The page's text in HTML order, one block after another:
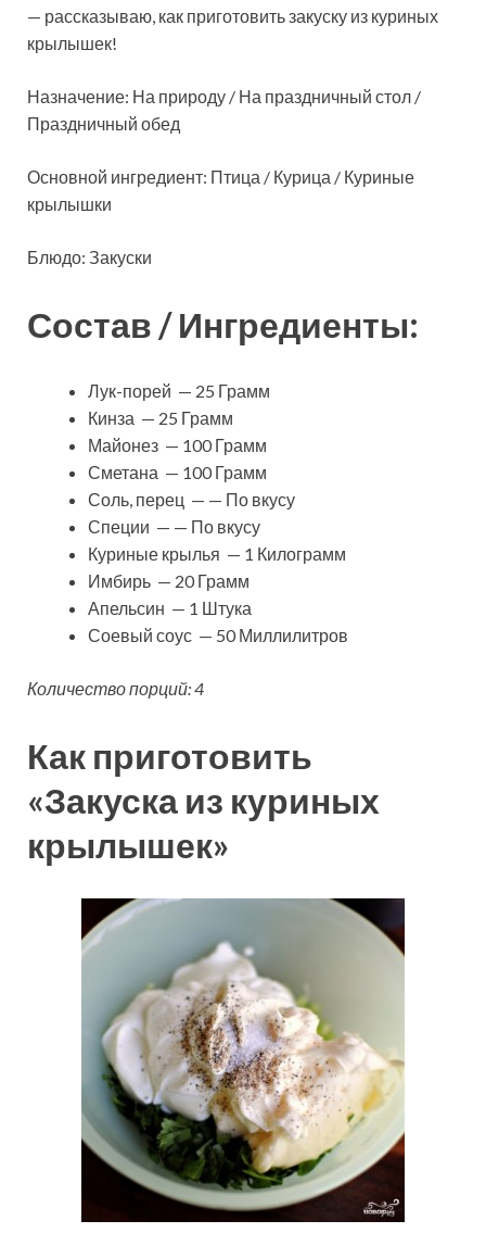
— рассказываю, как приготовить закуску из куриных
крылышек!
Назначение: На природу / На праздничный стол /
Праздничный обед
Основной ингредиент: Птица / Курица / Куриные
крылышки
Блюдо: Закуски
Состав / Ингредиенты:
Лук-порей — 25 Грамм
Кинза — 25 Грамм
Майонез — 100 Грамм
Сметана — 100 Грамм
Соль, перец — — По вкусу
Специи — — По вкусу
Куриные крылья — 1 Килограмм
Имбирь — 20 Грамм
Апельсин — 1 Штука
Соевый соус — 50 Миллилитров
Количество порций: 4
Как приготовить
«Закуска из куриных
крылышек»